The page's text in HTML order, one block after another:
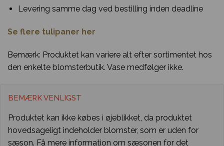
Levering samme dag ved bestilling inden deadline
Se flere tulipaner her
Bemærk: Produktet kan variere alt efter sortimentet hos
den enkelte blomsterbutik. Vase medfølger ikke.
BEMÆRK VENLIGST
Produktet kan ikke købes i øjeblikket, da produktet
hovedsageligt indeholder blomster, som er uden for
sæson. Få mere information om sæsonen for det